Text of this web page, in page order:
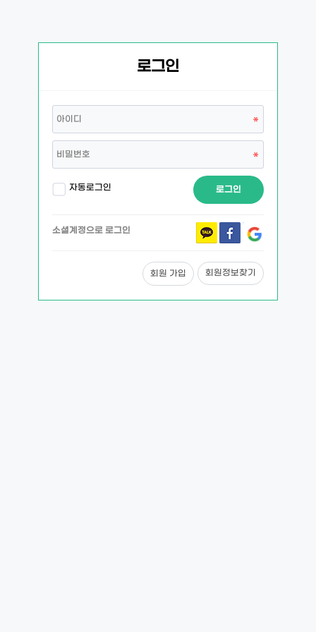
로그인
자동로그인 로그인
소셜계정으로 로그인
회원 가입 회원정보찾기